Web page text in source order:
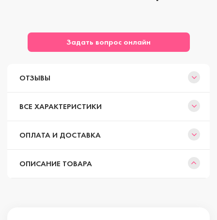
Задать вопрос онлайн
ОТЗЫВЫ
ВСЕ ХАРАКТЕРИСТИКИ
ОПЛАТА И ДОСТАВКА
ОПИСАНИЕ ТОВАРА